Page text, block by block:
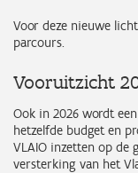
Voor deze nieuwe
parcours.
Vooruitzicht
Ook in 2026 wordt
hetzelfde budget en
VLAIO inzetten op de
versterking van het